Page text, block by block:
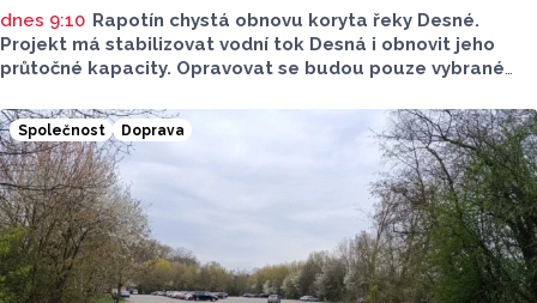
dnes 9:10 Rapotín chystá obnovu koryta řeky Desné.
Projekt má stabilizovat vodní tok Desná i obnovit jeho
průtočné kapacity. Opravovat se budou pouze vybrané
samostatných stavebních projektů.
Společnost Doprava